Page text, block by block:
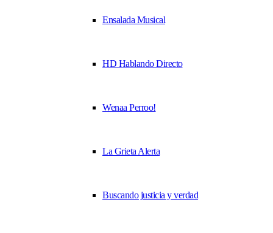
Ensalada Musical
HD Hablando Directo
Wenaa Perroo!
La Grieta Alerta
Buscando justicia y verdad